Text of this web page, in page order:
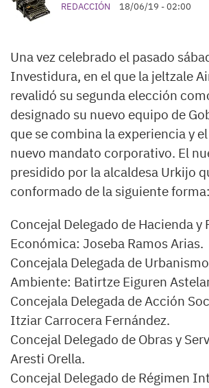
REDACCIÓN 18/06/19 - 02:00
Una vez celebrado el pasado
Investidura, en el que la jeltzale
revalidó su segunda elección
designado su nuevo equipo de
que se combina la experiencia y
nuevo mandato corporativo. El
presidido por la alcaldesa Urkijo
conformado de la siguiente forma:
Concejal Delegado de Hacienda y
Económica: Joseba Ramos Arias.
Concejala Delegada de
Ambiente: Batirtze Eiguren
Concejala Delegada de Acción
Itziar Carrocera Fernández.
Concejal Delegado de Obras y
Aresti Orella.
Concejal Delegado de Régimen